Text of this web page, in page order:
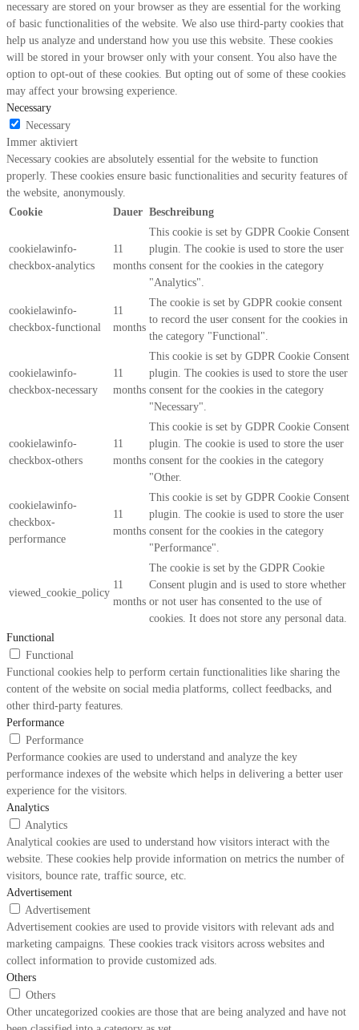
necessary are stored on your browser as they are essential for the working
of basic functionalities of the website. We also use third-party cookies that
help us analyze and understand how you use this website. These cookies
will be stored in your browser only with your consent. You also have the
option to opt-out of these cookies. But opting out of some of these cookies
may affect your browsing experience.
Necessary
Necessary
Immer aktiviert
Necessary cookies are absolutely essential for the website to function
properly. These cookies ensure basic functionalities and security features of
the website, anonymously.
Cookie
Dauer Beschreibung
cookielawinfo-
checkbox-analytics
11
months
This cookie is set by GDPR Cookie Consent
plugin. The cookie is used to store the user
consent for the cookies in the category
"Analytics".
cookielawinfo-
checkbox-functional
11
months
The cookie is set by GDPR cookie consent
to record the user consent for the cookies in
the category "Functional".
cookielawinfo-
checkbox-necessary
11
months
This cookie is set by GDPR Cookie Consent
plugin. The cookies is used to store the user
consent for the cookies in the category
"Necessary".
cookielawinfo-
checkbox-others
11
months
This cookie is set by GDPR Cookie Consent
plugin. The cookie is used to store the user
consent for the cookies in the category
"Other.
cookielawinfo-
checkbox-
performance
11
months
This cookie is set by GDPR Cookie Consent
plugin. The cookie is used to store the user
consent for the cookies in the category
"Performance".
viewed_cookie_policy
11
months
The cookie is set by the GDPR Cookie
Consent plugin and is used to store whether
or not user has consented to the use of
cookies. It does not store any personal data.
Functional
Functional
Functional cookies help to perform certain functionalities like sharing the
content of the website on social media platforms, collect feedbacks, and
other third-party features.
Performance
Performance
Performance cookies are used to understand and analyze the key
performance indexes of the website which helps in delivering a better user
experience for the visitors.
Analytics
Analytics
Analytical cookies are used to understand how visitors interact with the
website. These cookies help provide information on metrics the number of
visitors, bounce rate, traffic source, etc.
Advertisement
Advertisement
Advertisement cookies are used to provide visitors with relevant ads and
marketing campaigns. These cookies track visitors across websites and
collect information to provide customized ads.
Others
Others
Other uncategorized cookies are those that are being analyzed and have not